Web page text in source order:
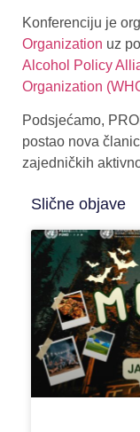
Konferenciju je
Organization uz
Alcohol Policy
Organization
Podsjećamo,
postao nova
zajedničkih
Slične objave